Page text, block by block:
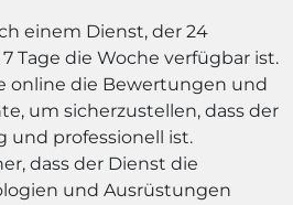
einem Dienst, der 24
Tage die Woche verfügbar ist.
online die Bewertungen und
um sicherzustellen, dass der
und professionell ist.
dass der Dienst die
und Ausrüstungen